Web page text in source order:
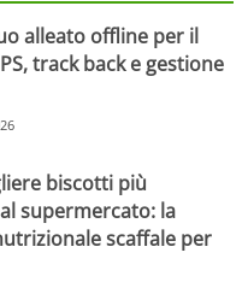
alleato offline per il
track back e gestione
biscotti più
supermercato: la
scaffale per